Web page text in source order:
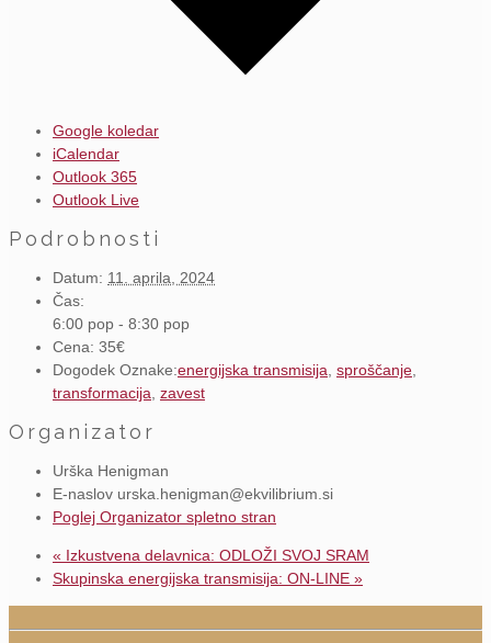
Google koledar
iCalendar
Outlook 365
Outlook Live
Podrobnosti
Datum: 11. aprila, 2024
Čas:
6:00 pop - 8:30 pop
Cena: 35€
Dogodek Oznake:energijska transmisija, sproščanje,
transformacija, zavest
Organizator
Urška Henigman
E-naslov urska.henigman@ekvilibrium.si
Poglej Organizator spletno stran
« Izkustvena delavnica: ODLOŽI SVOJ SRAM
Skupinska energijska transmisija: ON-LINE »